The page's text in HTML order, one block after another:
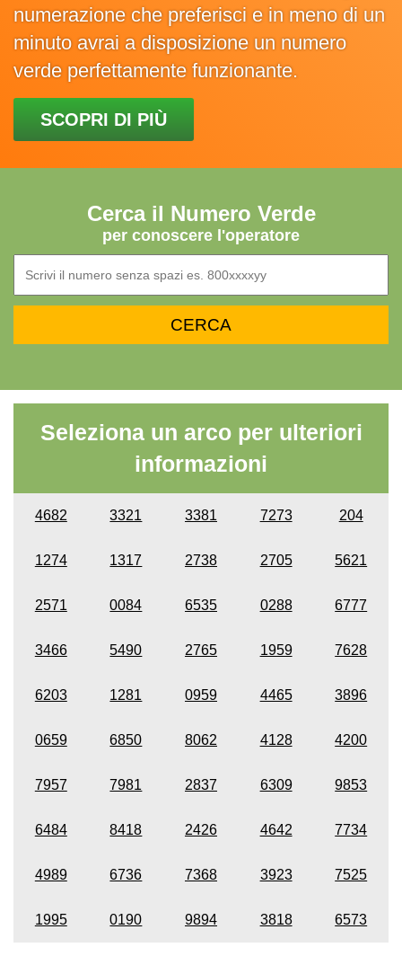
numerazione che preferisci e in meno di un
minuto avrai a disposizione un numero
verde perfettamente funzionante.
SCOPRI DI PIÙ
Cerca il Numero Verde
per conoscere l'operatore
Seleziona un arco per ulteriori
informazioni
4682 3321 3381 7273 204
1274 1317 2738 2705 5621
2571 0084 6535 0288 6777
3466 5490 2765 1959 7628
6203 1281 0959 4465 3896
0659 6850 8062 4128 4200
7957 7981 2837 6309 9853
6484 8418 2426 4642 7734
4989 6736 7368 3923 7525
1995 0190 9894 3818 6573